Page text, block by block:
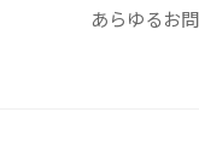
あらゆるお